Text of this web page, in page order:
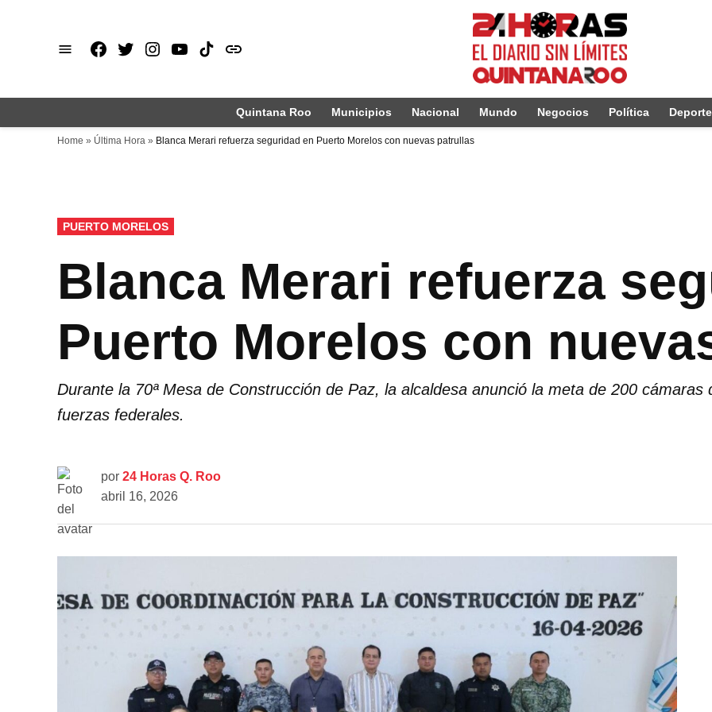
Facebook
X Instagram
Youtube
TikTok
issuu
Quintana Roo Municipios Nacional Mundo Negocios Política
Home » Última Hora » Blanca Merari refuerza seguridad en Puerto Morelos con nuevas patrullas
PUBLICADO
EN
PUERTO MORELOS
Blanca Merari refuerza
Puerto Morelos con
Durante la 70ª Mesa de Construcción de Paz, la alcaldesa anunció la meta de 200
fuerzas federales.
por 24 Horas Q. Roo
abril 16, 2026